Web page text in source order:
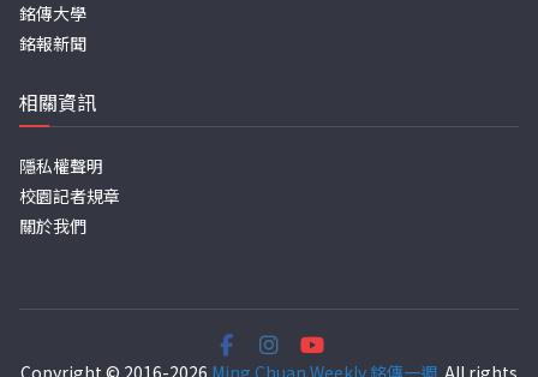
銘傳大學
銘報新聞
相關資訊
隱私權聲明
校園記者規章
關於我們